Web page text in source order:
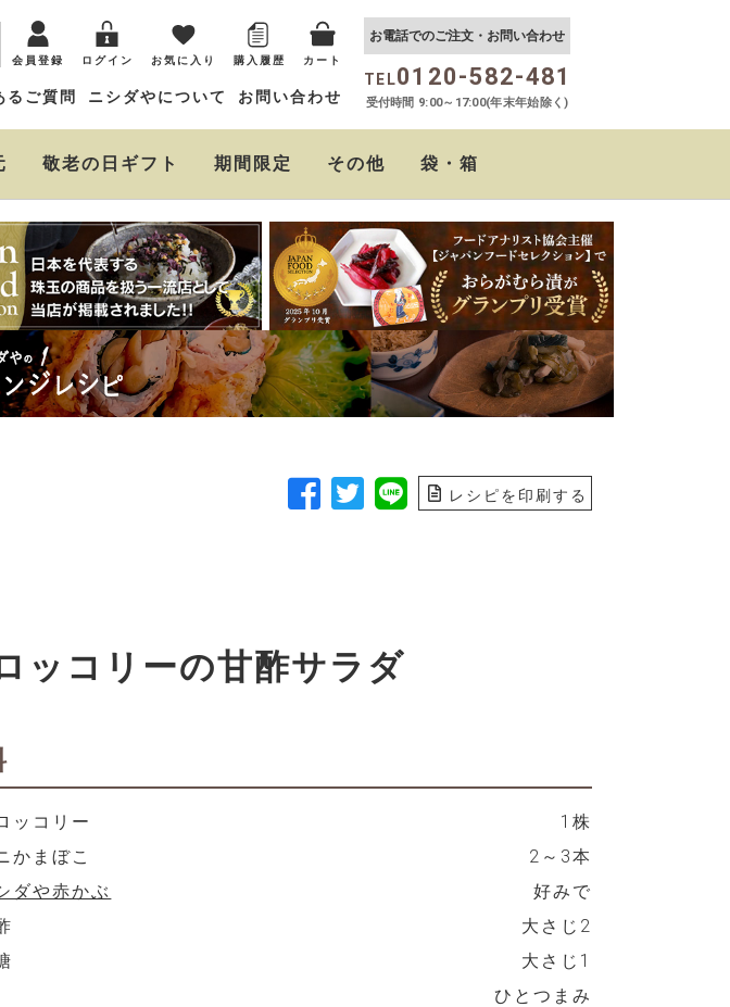
会員登録 ログイン お気に入り 購入履歴 カート
るご質問 ニシダやについて お問い合わせ
お電話でのご注文・お問い合わせ
TEL0120-582-481
受付時間 9:00～17:00(年末年始除く)
敬老の日ギフト 期間限定 その他
おらがむら まぜごはん
の素
しば茶漬け
たるたるソース
クリームチーズの西京
味噌漬
ちりめん山椒
おらがむらポン酢
袋・箱
レシピを印刷する
ッコリーの甘酢サラダ
ッコリー
1株
かまぼこ
2～3本
ダや赤かぶ
好みで
大さじ2
大さじ1
ひとつまみ